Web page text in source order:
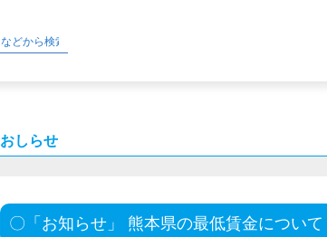
おしらせ
〇「お知らせ」 熊本県の最低賃金について